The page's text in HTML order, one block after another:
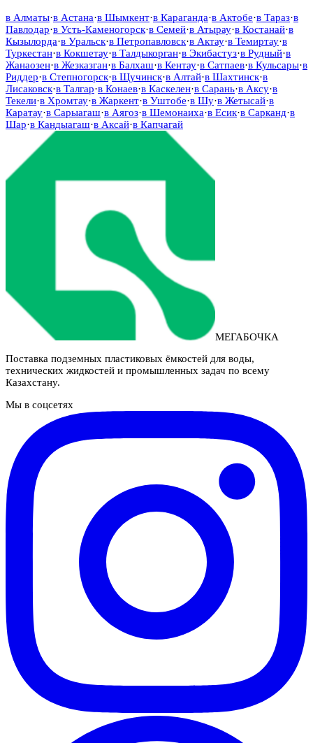
в Алматы·в Астана·в Шымкент·в Караганда·в Актобе·в Тараз·в
Павлодар·в Усть-Каменогорск·в Семей·в Атырау·в Костанай·в
Кызылорда·в Уральск·в Петропавловск·в Актау·в Темиртау·в
Туркестан·в Кокшетау·в Талдыкорган·в Экибастуз·в Рудный·в
Жанаозен·в Жезказган·в Балхаш·в Кентау·в Сатпаев·в Кульсары·в
Риддер·в Степногорск·в Щучинск·в Алтай·в Шахтинск·в
Лисаковск·в Талгар·в Конаев·в Каскелен·в Сарань·в Аксу·в
Текели·в Хромтау·в Жаркент·в Уштобе·в Шу·в Жетысай·в
Каратау·в Сарыагаш·в Аягоз·в Шемонаиха·в Есик·в Сарканд·в
Шар·в Кандыагаш·в Аксай·в Капчагай
МЕГАБОЧКА
Поставка подземных пластиковых ёмкостей для воды,
технических жидкостей и промышленных задач по всему
Казахстану.
Мы в соцсетях